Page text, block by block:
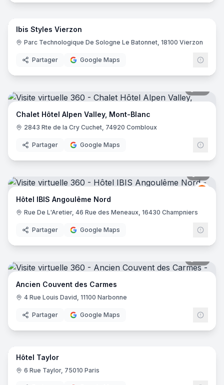
8
Ibis Styles Vierzon
Parc Technologique De Sologne Le Batonnet, 18100 Vierzon
Partager Google Maps
Chalet Hôtel Alpen Valley, Mont-Blanc
2843 Rte de la Cry Cuchet, 74920 Combloux
Partager Google Maps
Ibis
Hôtel IBIS Angoulême Nord
Rue De L'Aretier, 46 Rue des Meneaux, 16430 Champniers
Partager Google Maps
Ancien Couvent des Carmes
4 Rue Louis David, 11100 Narbonne
Partager Google Maps
25
Hôtel Taylor
6 Rue Taylor, 75010 Paris